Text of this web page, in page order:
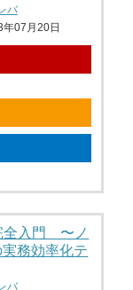
バ
年07月20日
全入門 〜ノ
務効率化テ
バ